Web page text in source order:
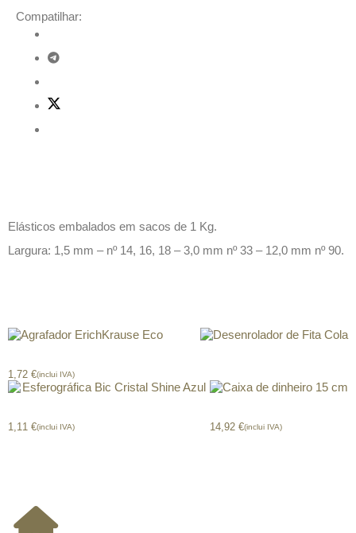
Compatilhar:
Elásticos embalados em sacos de 1 Kg.
Largura: 1,5 mm – nº 14, 16, 18 – 3,0 mm nº 33 – 12,0 mm nº 90.
1,72 €(inclui IVA)
1,11 €(inclui IVA) 14,92 €(inclui IVA)